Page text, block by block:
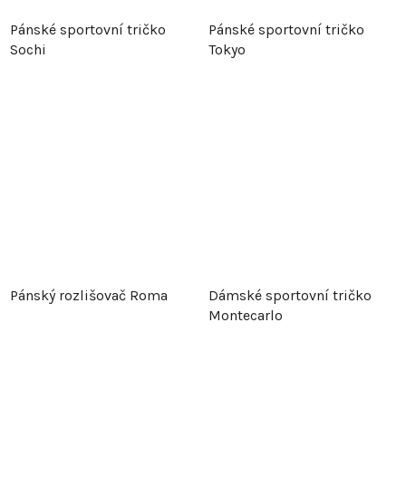
Pánské sportovní tričko
Sochi
Pánské sportovní tričko
Tokyo
Pánský rozlišovač Roma
Dámské sportovní tričko
Montecarlo